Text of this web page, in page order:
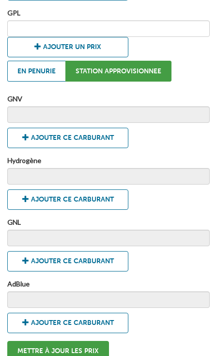
GPL
AJOUTER UN PRIX
EN PENURIE STATION APPROVISIONNEE
GNV
AJOUTER CE CARBURANT
Hydrogène
AJOUTER CE CARBURANT
GNL
AJOUTER CE CARBURANT
AdBlue
AJOUTER CE CARBURANT
METTRE À JOUR LES PRIX